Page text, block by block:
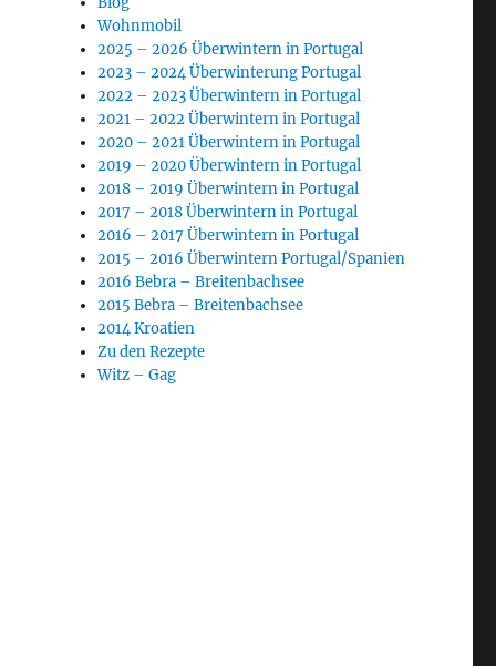
Wohnmobil
2025 – 2026 Überwintern in Portugal
2023 – 2024 Überwinterung Portugal
2022 – 2023 Überwintern in Portugal
2021 – 2022 Überwintern in Portugal
2020 – 2021 Überwintern in Portugal
2019 – 2020 Überwintern in Portugal
2018 – 2019 Überwintern in Portugal
2017 – 2018 Überwintern in Portugal
2016 – 2017 Überwintern in Portugal
2015 – 2016 Überwintern Portugal/Spanien
2016 Bebra – Breitenbachsee
2015 Bebra – Breitenbachsee
2014 Kroatien
Zu den Rezepte
Witz – Gag